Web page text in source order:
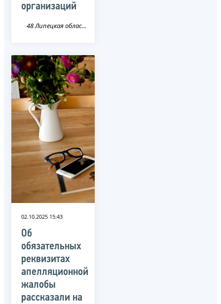
организаций
48 Липецкая область
02.10.2025 15:43
Об
обязательных
реквизитах
апелляционной
жалобы
рассказали на